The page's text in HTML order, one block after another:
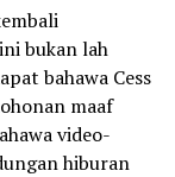
bukan lah
bahawa Cess
maaf
video-
hiburan